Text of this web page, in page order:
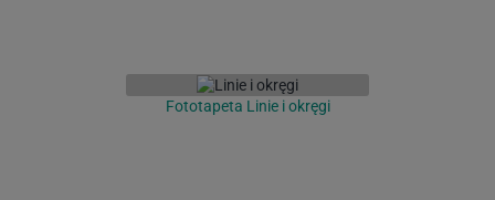
Fototapeta Linie i okręgi